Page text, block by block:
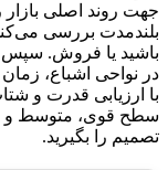
جهت روند اصلی
بلندمدت بررسی
باشید یا فروش. سپس
در نواحی اشباع،
با ارزیابی قدرت و
سطح قوی، متوسط و
تصمیم را بگیرید.